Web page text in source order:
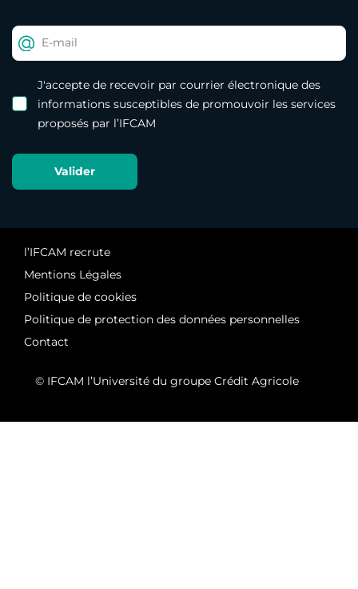
J'accepte de recevoir par courrier électronique des
informations susceptibles de promouvoir les services
proposés par l’IFCAM
l’IFCAM recrute
Mentions Légales
Politique de cookies
Politique de protection des données personnelles
Contact
© IFCAM l’Université du groupe Crédit Agricole